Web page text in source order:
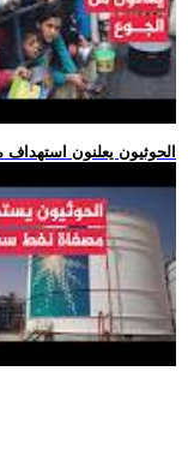
.. الحوثيون يعلنون